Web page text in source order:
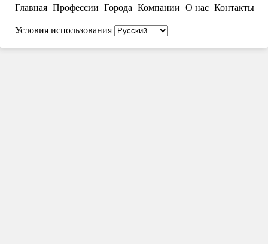
Главная Профессии Города Компании О нас Контакты
Условия использования